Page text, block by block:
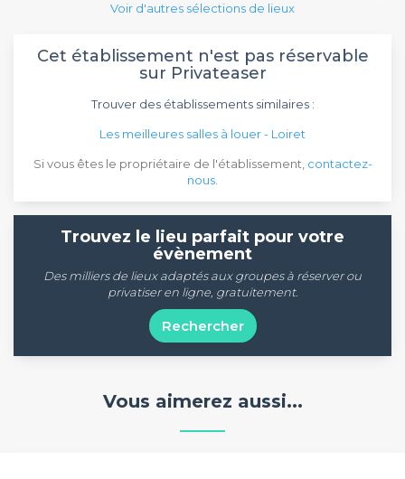
Voir d'autres sélections de lieux
Cet établissement n'est pas réservable
sur Privateaser
Trouver des établissements similaires :
Les meilleures salles à louer - Loiret
Si vous êtes le propriétaire de l'établissement, contactez-
nous
Trouvez le lieu parfait pour votre
évènement
Des milliers de lieux adaptés aux groupes à réserver ou
privatiser en ligne, gratuitement.
Rechercher
Vous aimerez aussi...